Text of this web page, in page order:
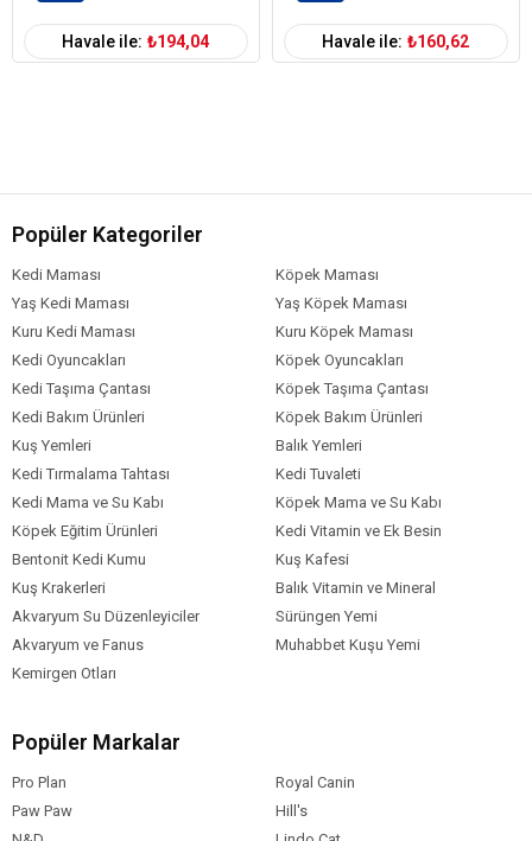
Havale ile: ₺194,04 Havale ile: ₺160,62
Popüler Kategoriler
Kedi Maması
Köpek Maması
Yaş Kedi Maması
Yaş Köpek Maması
Kuru Kedi Maması
Kuru Köpek Maması
Kedi Oyuncakları
Köpek Oyuncakları
Kedi Taşıma Çantası
Köpek Taşıma Çantası
Kedi Bakım Ürünleri
Köpek Bakım Ürünleri
Kuş Yemleri
Balık Yemleri
Kedi Tırmalama Tahtası
Kedi Tuvaleti
Kedi Mama ve Su Kabı
Köpek Mama ve Su Kabı
Köpek Eğitim Ürünleri
Kedi Vitamin ve Ek Besin
Bentonit Kedi Kumu
Kuş Kafesi
Kuş Krakerleri
Balık Vitamin ve Mineral
Akvaryum Su Düzenleyiciler
Sürüngen Yemi
Akvaryum ve Fanus
Muhabbet Kuşu Yemi
Kemirgen Otları
Popüler Markalar
Pro Plan
Royal Canin
Paw Paw
Hill's